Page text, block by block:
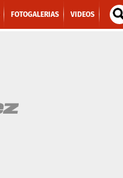
FOTOGALERIAS VIDEOS